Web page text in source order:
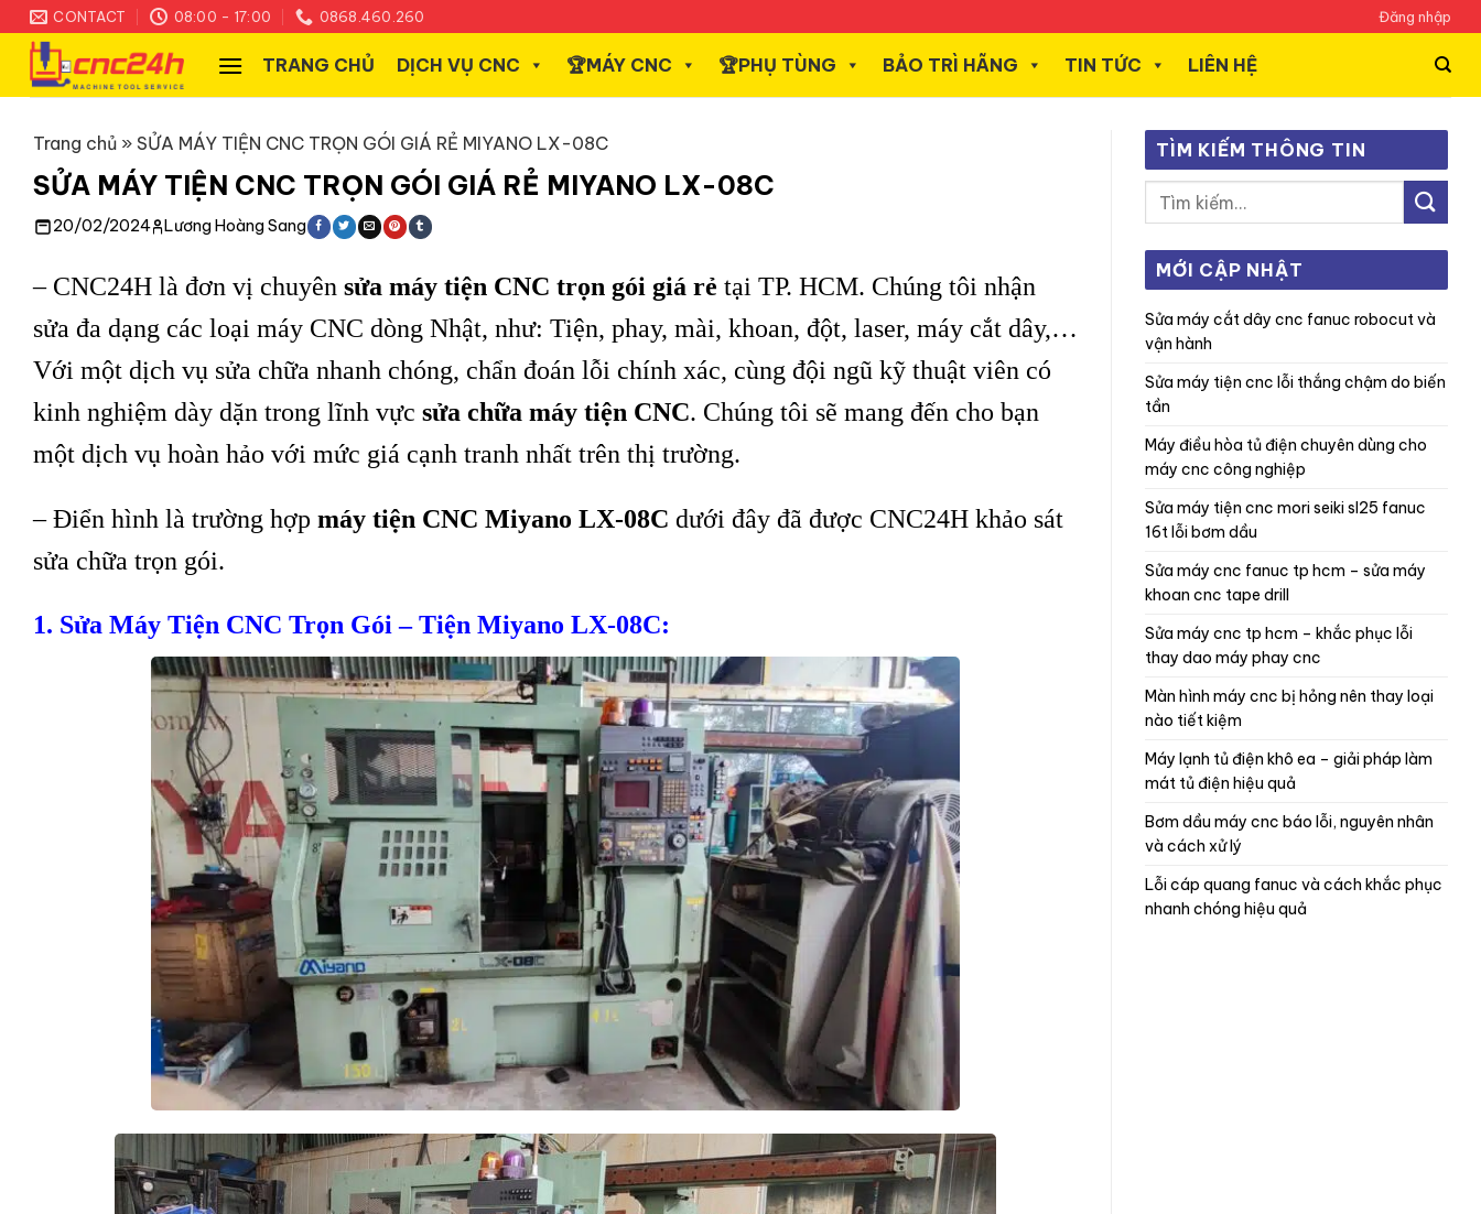
Skip
to
content
CONTACT 08:00 - 17:00 0868.460.260 Đăng nhập
TRANG CHỦ DỊCH VỤ CNC ️🏆MÁY CNC ️🏆PHỤ TÙNG BẢO TRÌ HÃNG TIN TỨC LIÊN HỆ
Trang chủ » SỬA MÁY TIỆN CNC TRỌN GÓI GIÁ RẺ MIYANO LX-08C
SỬA MÁY TIỆN CNC TRỌN GÓI GIÁ RẺ MIYANO LX-08C
20/02/2024 Lương Hoàng Sang
– CNC24H là đơn vị chuyên sửa máy tiện CNC trọn gói giá rẻ tại TP. HCM. Chúng tôi nhận
sửa đa dạng các loại máy CNC dòng Nhật, như: Tiện, phay, mài, khoan, đột, laser, máy cắt dây,…
Với một dịch vụ sửa chữa nhanh chóng, chẩn đoán lỗi chính xác, cùng đội ngũ kỹ thuật viên có
kinh nghiệm dày dặn trong lĩnh vực sửa chữa máy tiện CNC. Chúng tôi sẽ mang đến cho bạn
một dịch vụ hoàn hảo với mức giá cạnh tranh nhất trên thị trường.
– Điển hình là trường hợp máy tiện CNC Miyano LX-08C dưới đây đã được CNC24H khảo sát
sửa chữa trọn gói.
1. Sửa Máy Tiện CNC Trọn Gói – Tiện Miyano LX-08C:
TÌM KIẾM THÔNG TIN
MỚI CẬP NHẬT
sửa máy cắt dây cnc fanuc robocut và
vận hành
sửa máy tiện cnc lỗi thắng chậm do biến
tần
máy điều hòa tủ điện chuyên dùng cho
máy cnc công nghiệp
sửa máy tiện cnc mori seiki sl25 fanuc
16t lỗi bơm dầu
sửa máy cnc fanuc tp hcm – sửa máy
khoan cnc tape drill
sửa máy cnc tp hcm – khắc phục lỗi
thay dao máy phay cnc
màn hình máy cnc bị hỏng nên thay loại
nào tiết kiệm
máy lạnh tủ điện khô ea – giải pháp làm
mát tủ điện hiệu quả
bơm dầu máy cnc báo lỗi, nguyên nhân
và cách xử lý
lỗi cáp quang fanuc và cách khắc phục
nhanh chóng hiệu quả